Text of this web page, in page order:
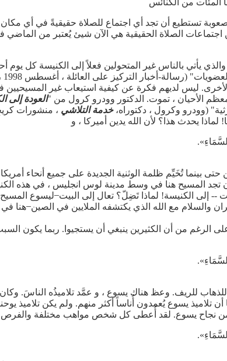
المئات من الكنائس
تستطيع أن تجد أي اجتماع للصلاة حقيقيةً في أي مكان
اجتماعات الصلاة الحقيقية هي الآن شيئ يُعتبر من الماضي
يأتي بالناس غير المتحولين فعلاً إلى الكنيسة كل يوم
ليس لديهم فكرة عن كيفية استيعاب غير المسيحيين
الأحيان ، تموت. الدكتور وودرو كرول من "العودة إلى
(وودرو وكرول ، دكتوراه،خدمة التلاشي
يحدث هذا؟ لأن الله يدين أميركا ، و
بينما تُخَيِّم ظلمة الوثنية الجديدة على جميع أنحاء أمريكا
تجد المسيح هنا في وسط مدينة لوس انجليس ، في هذه
-- إلى الكنيسة! لماذا تَضِلّ؟ تعال إلى البيت ̶ ليسوع المسيح
مع الله الذي يكتشفه الملايين في الصين ̶ هنا في
الرغم من أن الكثيرين ينبغي أن يستجيوا. ربما يكون
للريف. وعظ هناك يسوع ، و عمَّد تلاميذُه الناسَ. وكان
يسوع يُعمدون أُناساً أكثر منهم. ولم يكن تلاميذ
من نجاح يسوع. لقد أُعطى كل شخص مواهب مختلفة والفرص